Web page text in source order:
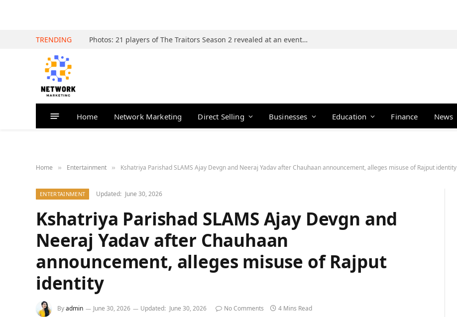
TRENDING Photos: 21 players of The Traitors Season 2 revealed at an event in Mumbai
Home Network Marketing Direct Selling Businesses Education Finance News
Home » Entertainment » Kshatriya Parishad SLAMS Ajay Devgn and Neeraj Yadav after Chauhaan announcement, alleges misuse of Rajput identity
ENTERTAINMENT Updated: June 30, 2026
Kshatriya Parishad SLAMS Ajay Devgn and
Neeraj Yadav after Chauhaan
announcement, alleges misuse of Rajput
identity
Byadmin June 30, 2026 Updated: June 30, 2026 No Comments 4 Mins Read